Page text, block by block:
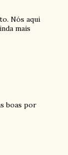
Nós aqui
mais
boas por